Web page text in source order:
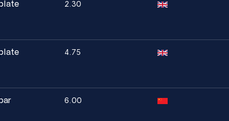
2.30
4.75
6.00